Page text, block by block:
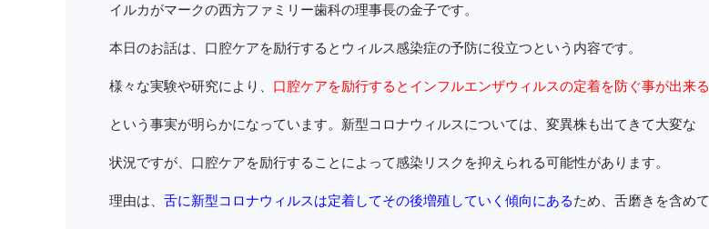
イルカがマークの西方ファミリー歯科の理事長の金子です。
本日のお話は、口腔ケアを励行するとウィルス感染症の予防に役立つという内容です。
様々な実験や研究により、 口腔ケアを励行するとインフルエンザウィルスの定着を防ぐ事が出来る
という事実が明らかになっています。新型コロナウィルスについては、変異株も出てきて大変な
状況ですが、口腔ケアを励行することによって感染リスクを抑えられる可能性があります。
理由は、 舌に新型コロナウィルスは定着してその後増殖していく傾向にあるため、舌磨きを含めて